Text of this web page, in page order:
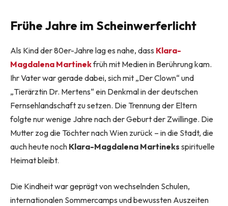
Frühe Jahre im Scheinwerferlicht
Als Kind der 80er-Jahre lag es nahe, dass Klara-
Magdalena Martinekfrüh mit Medien in Berührung kam.
Ihr Vater war gerade dabei, sich mit „Der Clown“ und
„Tierärztin Dr. Mertens“ ein Denkmal in der deutschen
Fernsehlandschaft zu setzen. Die Trennung der Eltern
folgte nur wenige Jahre nach der Geburt der Zwillinge. Die
Mutter zog die Töchter nach Wien zurück – in die Stadt, die
auch heute noch Klara-Magdalena Martineks spirituelle
Heimat bleibt.
Die Kindheit war geprägt von wechselnden Schulen,
internationalen Sommercamps und bewussten Auszeiten